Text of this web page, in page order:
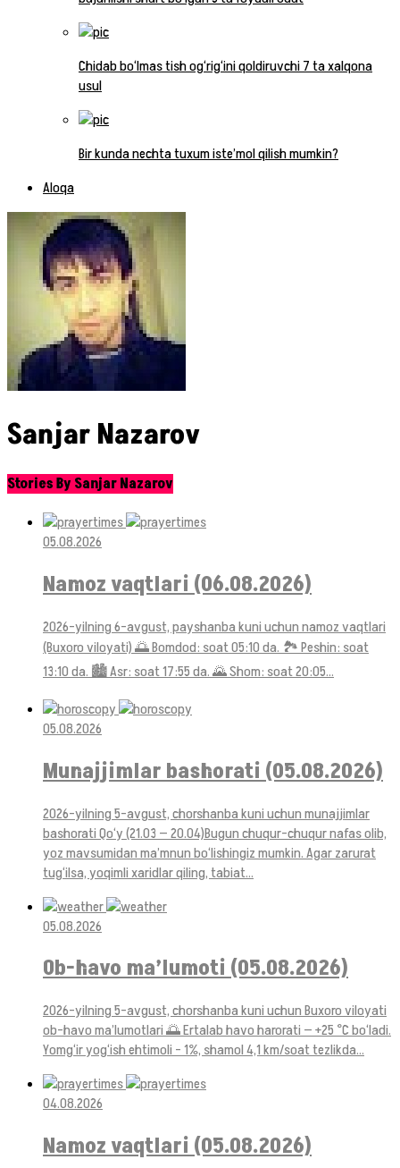
Chidab bo‘lmas tish og‘rig‘ini qoldiruvchi 7 ta xalqona
usul
Bir kunda nechta tuxum iste’mol qilish mumkin?
Aloqa
Sanjar Nazarov
Stories By Sanjar Nazarov
05.08.2026
Namoz vaqtlari (06.08.2026)
2026-yilning 6-avgust, payshanba kuni uchun namoz vaqtlari
(Buxoro viloyati) 🌅 Bomdod: soat 05:10 da. 🏞 Peshin: soat
13:10 da. 🏙 Asr: soat 17:55 da. 🌄 Shom: soat 20:05...
05.08.2026
Munajjimlar bashorati (05.08.2026)
2026-yilning 5-avgust, chorshanba kuni uchun munajjimlar
bashorati Qo‘y (21.03 — 20.04)Bugun chuqur-chuqur nafas olib,
yoz mavsumidan ma’mnun bo‘lishingiz mumkin. Agar zarurat
tug‘ilsa, yoqimli xaridlar qiling, tabiat...
05.08.2026
Ob-havo ma’lumoti (05.08.2026)
2026-yilning 5-avgust, chorshanba kuni uchun Buxoro viloyati
ob-havo ma’lumotlari 🌅 Ertalab havo harorati — +25 °C bo‘ladi.
Yomg‘ir yog‘ish ehtimoli – 1%, shamol 4,1 km/soat tezlikda...
04.08.2026
Namoz vaqtlari (05.08.2026)